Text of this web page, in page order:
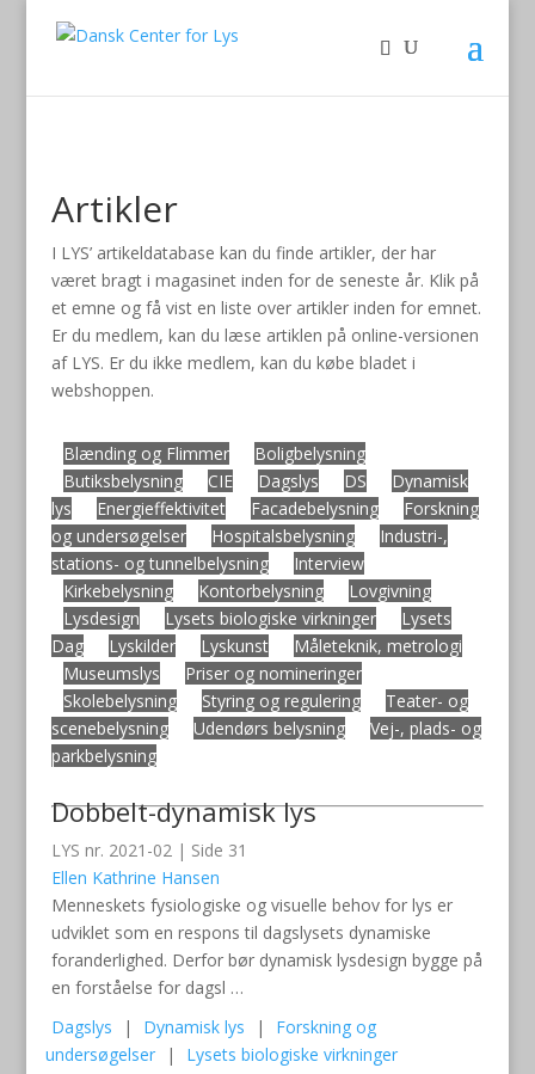
Artikler
I LYS’ artikeldatabase kan du finde artikler, der har
været bragt i magasinet inden for de seneste år. Klik på
et emne og få vist en liste over artikler inden for emnet.
Er du medlem, kan du læse artiklen på online-versionen
af LYS. Er du ikke medlem, kan du købe bladet i
webshoppen.
Blænding og Flimmer
Boligbelysning
Butiksbelysning
CIE Dagslys DS
Dynamisk
lys
Energieffektivitet Facadebelysning
Forskning
og undersøgelser
Hospitalsbelysning
Industri-,
stations- og tunnelbelysning
Interview
Kirkebelysning
Kontorbelysning
Lovgivning
Lysdesign
Lysets biologiske virkninger
Lysets
Dag
Lyskilder Lyskunst
Måleteknik, metrologi
Museumslys
Priser og nomineringer
Skolebelysning
Styring og regulering
Teater- og
scenebelysning
Udendørs belysning
Vej-, plads- og
parkbelysning
Dobbelt-dynamisk lys
LYS nr. 2021-02 | Side 31
Ellen Kathrine Hansen
Menneskets fysiologiske og visuelle behov for lys er
udviklet som en respons til dagslysets dynamiske
foranderlighed. Derfor bør dynamisk lysdesign bygge på
en forståelse for dagsl …
Dagslys
| Dynamisk lys |
Forskning og
undersøgelser
|
Lysets biologiske virkninger